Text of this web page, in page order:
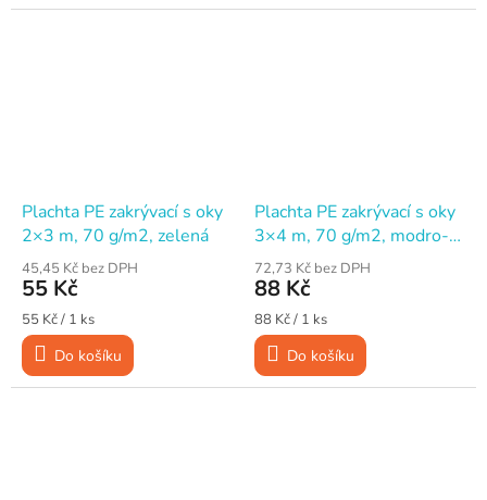
Plachta PE zakrývací s oky
2×3 m, 70 g/m2, zelená
45,45 Kč bez DPH
55 Kč
Měrná
cena:
55 Kč / 1 ks
Do košíku
Plachta PE zakrývací s oky
3×4 m, 70 g/m2, modro-
stříbrná
72,73 Kč bez DPH
88 Kč
Měrná
cena:
88 Kč / 1 ks
Do košíku